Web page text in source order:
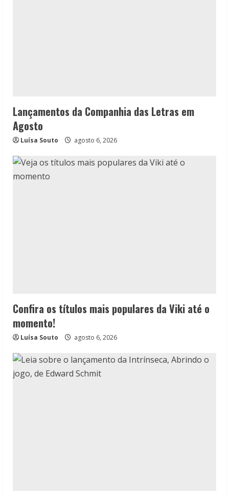
Lançamentos da Companhia das Letras em
Agosto
Luísa Souto agosto 6, 2026
Confira os títulos mais populares da Viki até o
momento!
Luísa Souto agosto 6, 2026